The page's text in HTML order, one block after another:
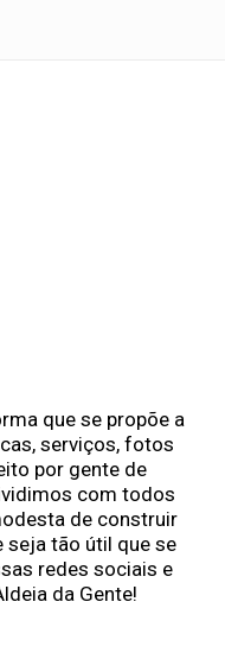
que se propõe a
serviços, fotos
por gente de
com todos
de construir
seja tão útil que se
redes sociais e
da Gente!